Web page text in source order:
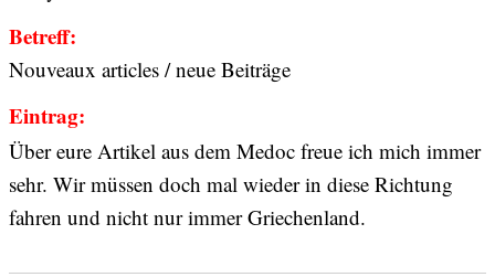
Betreff:
Nouveaux articles / neue Beiträge
Eintrag:
Über eure Artikel aus dem Medoc freue ich mich immer
sehr. Wir müssen doch mal wieder in diese Richtung
fahren und nicht nur immer Griechenland.